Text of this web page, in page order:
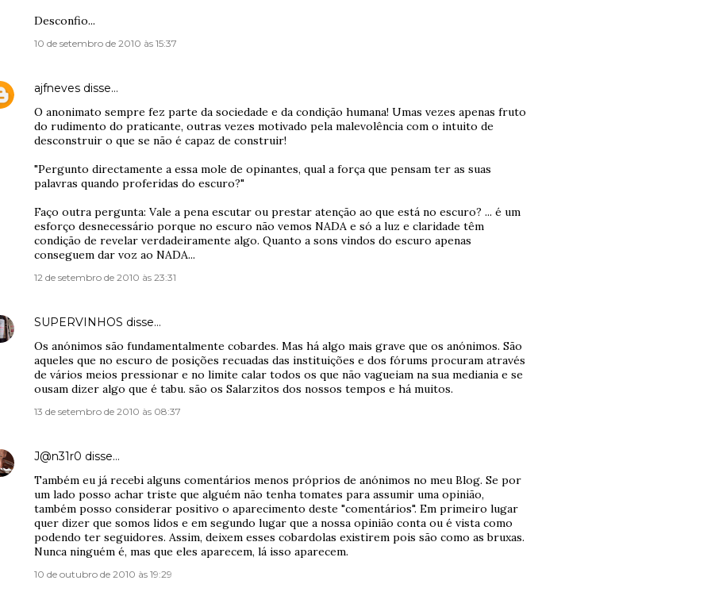
Desconfio...
10 de setembro de 2010 às 15:37
ajfneves disse…
O anonimato sempre fez parte da sociedade e da condição humana! Umas vezes apenas fruto
do rudimento do praticante, outras vezes motivado pela malevolência com o intuito de
desconstruir o que se não é capaz de construir!
"Pergunto directamente a essa mole de opinantes, qual a força que pensam ter as suas
palavras quando proferidas do escuro?"
Faço outra pergunta: Vale a pena escutar ou prestar atenção ao que está no escuro? ... é um
esforço desnecessário porque no escuro não vemos NADA e só a luz e claridade têm
condição de revelar verdadeiramente algo. Quanto a sons vindos do escuro apenas
conseguem dar voz ao NADA...
12 de setembro de 2010 às 23:31
SUPERVINHOS disse…
Os anónimos são fundamentalmente cobardes. Mas há algo mais grave que os anónimos. São
aqueles que no escuro de posições recuadas das instituições e dos fórums procuram através
de vários meios pressionar e no limite calar todos os que não vagueiam na sua mediania e se
ousam dizer algo que é tabu. são os Salarzitos dos nossos tempos e há muitos.
13 de setembro de 2010 às 08:37
J@n31r0 disse…
Também eu já recebi alguns comentários menos próprios de anónimos no meu Blog. Se por
um lado posso achar triste que alguém não tenha tomates para assumir uma opinião,
também posso considerar positivo o aparecimento deste "comentários". Em primeiro lugar
quer dizer que somos lidos e em segundo lugar que a nossa opinião conta ou é vista como
podendo ter seguidores. Assim, deixem esses cobardolas existirem pois são como as bruxas.
Nunca ninguém é, mas que eles aparecem, lá isso aparecem.
10 de outubro de 2010 às 19:29